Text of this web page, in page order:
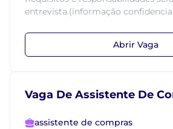
entrevista.(informação
Abrir Vaga
Vaga De Assistente De
assistente de compras